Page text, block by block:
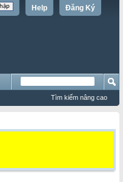
Đăng Ký
Help
Tìm kiếm nâng cao